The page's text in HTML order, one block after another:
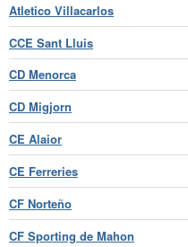
Atletico Villacarlos
CCE Sant Lluis
CD Menorca
CD Migjorn
CE Alaior
CE Ferreries
CF Norteño
CF Sporting de Mahon